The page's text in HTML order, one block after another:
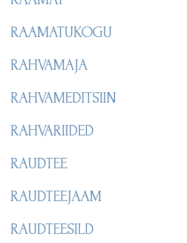
RAAMATUKOGU
RAHVAMAJA
RAHVAMEDITSIIN
RAHVARIIDED
RAUDTEE
RAUDTEEJAAM
RAUDTEESILD